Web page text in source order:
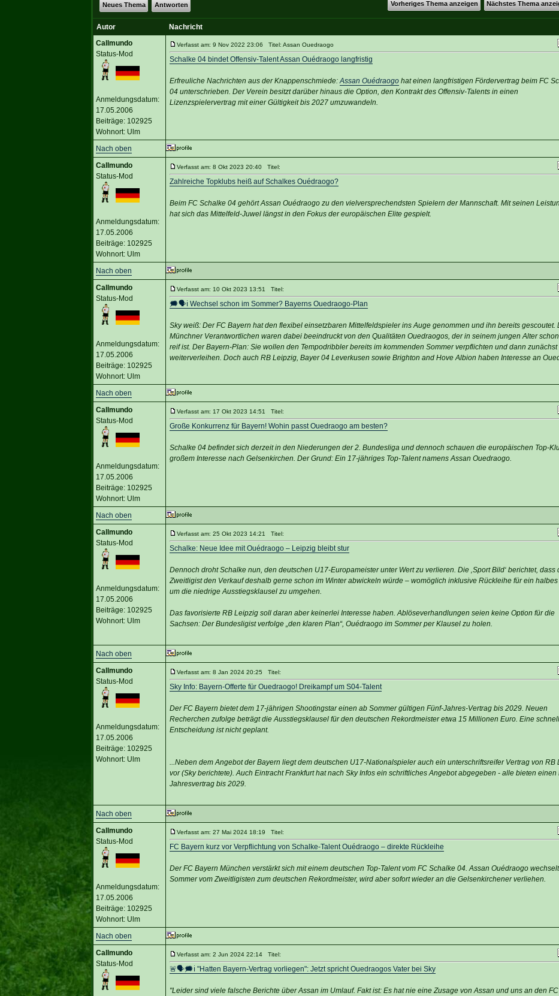
Vorheriges Thema anzeigen Nächstes Thema
Neues Thema Antworten
Autor
Nachricht
Callmundo
Status-Mod
Anmeldungsdatum:
17.05.2006
Beiträge: 102925
Wohnort: Ulm
Verfasst am: 9 Nov 2022 23:06 Titel: Assan Ouedraogo
Schalke 04 bindet Offensiv-Talent Assan Ouédraogo langfristig
Erfreuliche Nachrichten aus der Knappenschmiede:Assan Ouédraogohat einen langfristigen Fördervertrag beim FC
04 unterschrieben. Der Verein besitzt darüber hinaus die Option, den Kontrakt des Offensiv-Talents in einen
Lizenzspielervertrag mit einer Gültigkeit bis 2027 umzuwandeln.
Nach oben
Callmundo
Status-Mod
Anmeldungsdatum:
17.05.2006
Beiträge: 102925
Wohnort: Ulm
Verfasst am: 8 Okt 2023 20:40 Titel:
Zahlreiche Topklubs heiß auf Schalkes Ouédraogo?
Beim FC Schalke 04 gehört Assan Ouédraogo zu den vielversprechendsten Spielern der Mannschaft. Mit seinen
hat sich das Mittelfeld-Juwel längst in den Fokus der europäischen Elite gespielt.
Nach oben
Callmundo
Status-Mod
Anmeldungsdatum:
17.05.2006
Beiträge: 102925
Wohnort: Ulm
Verfasst am: 10 Okt 2023 13:51 Titel:
🗯️🗣ℹ️ Wechsel schon im Sommer? Bayerns Ouedraogo-Plan
Sky weiß: Der FC Bayern hat den flexibel einsetzbaren Mittelfeldspieler ins Auge genommen und ihn bereits gescoutet.
Münchner Verantwortlichen waren dabei beeindruckt von den Qualitäten Ouedraogos, der in seinem jungen Alter
reif ist. Der Bayern-Plan: Sie wollen den Tempodribbler bereits im kommenden Sommer verpflichten und dann zunächst
weiterverleihen. Doch auch RB Leipzig, Bayer 04 Leverkusen sowie Brighton and Hove Albion haben Interesse an
Nach oben
Callmundo
Status-Mod
Anmeldungsdatum:
17.05.2006
Beiträge: 102925
Wohnort: Ulm
Verfasst am: 17 Okt 2023 14:51 Titel:
Große Konkurrenz für Bayern! Wohin passt Ouedraogo am besten?
Schalke 04 befindet sich derzeit in den Niederungen der 2. Bundesliga und dennoch schauen die europäischen Top-
großem Interesse nach Gelsenkirchen. Der Grund: Ein 17-jähriges Top-Talent namens Assan Ouedraogo.
Nach oben
Callmundo
Status-Mod
Anmeldungsdatum:
17.05.2006
Beiträge: 102925
Wohnort: Ulm
Verfasst am: 25 Okt 2023 14:21 Titel:
Schalke: Neue Idee mit Ouédraogo – Leipzig bleibt stur
Dennoch droht Schalke nun, den deutschen U17-Europameister unter Wert zu verlieren. Die ‚Sport Bild‘ berichtet, dass
Zweitligist den Verkauf deshalb gerne schon im Winter abwickeln würde – womöglich inklusive Rückleihe für ein halbes
um die niedrige Ausstiegsklausel zu umgehen.
Das favorisierte RB Leipzig soll daran aber keinerlei Interesse haben. Ablöseverhandlungen seien keine Option für die
Sachsen: Der Bundesligist verfolge „den klaren Plan“, Ouédraogo im Sommer per Klausel zu holen.
Nach oben
Callmundo
Status-Mod
Anmeldungsdatum:
17.05.2006
Beiträge: 102925
Wohnort: Ulm
Verfasst am: 8 Jan 2024 20:25 Titel:
Sky Info: Bayern-Offerte für Ouedraogo! Dreikampf um S04-Talent
Der FC Bayern bietet dem 17-jährigen Shootingstar einen ab Sommer gültigen Fünf-Jahres-Vertrag bis 2029. Neuen
Recherchen zufolge beträgt die Ausstiegsklausel für den deutschen Rekordmeister etwa 15 Millionen Euro. Eine
Entscheidung ist nicht geplant.
...Neben dem Angebot der Bayern liegt dem deutschen U17-Nationalspieler auch ein unterschriftsreifer Vertrag von RB
vor (Sky berichtete). Auch Eintracht Frankfurt hat nach Sky Infos ein schriftliches Angebot abgegeben - alle bieten einen
Jahresvertrag bis 2029.
Nach oben
Callmundo
Status-Mod
Anmeldungsdatum:
17.05.2006
Beiträge: 102925
Wohnort: Ulm
Verfasst am: 27 Mai 2024 18:19 Titel:
FC Bayern kurz vor Verpflichtung von Schalke-Talent Ouédraogo – direkte Rückleihe
Der FC Bayern München verstärkt sich mit einem deutschen Top-Talent vom FC Schalke 04. Assan Ouédraogo
Sommer vom Zweitligisten zum deutschen Rekordmeister, wird aber sofort wieder an die Gelsenkirchener verliehen.
Nach oben
Callmundo
Status-Mod
Verfasst am: 2 Jun 2024 22:14 Titel:
🚨🗣🗯️ℹ️ "Hatten Bayern-Vertrag vorliegen": Jetzt spricht Ouedraogos Vater bei Sky
"Leider sind viele falsche Berichte über Assan im Umlauf. Fakt ist: Es hat nie eine Zusage von Assan und uns an den FC